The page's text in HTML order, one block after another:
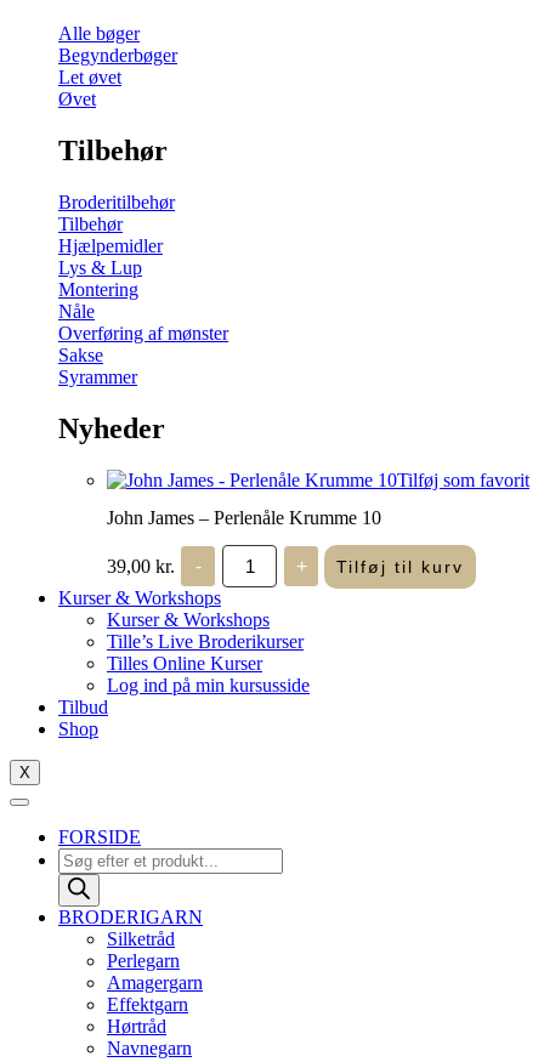
Alle bøger
Begynderbøger
Let øvet
Øvet
Tilbehør
Broderitilbehør
Tilbehør
Hjælpemidler
Lys & Lup
Montering
Nåle
Overføring af mønster
Sakse
Syrammer
Nyheder
Tilføj som favorit
John James – Perlenåle Krumme 10
39,00 kr. -
John
James
-
Perlenåle
Krumme
10
antal
+ Tilføj til kurv
Kurser & Workshops
Kurser & Workshops
Tille’s Live Broderikurser
Tilles Online Kurser
Log ind på min kursusside
Tilbud
Shop
X
FORSIDE
Products
search
BRODERIGARN
Silketråd
Perlegarn
Amagergarn
Effektgarn
Hørtråd
Navnegarn